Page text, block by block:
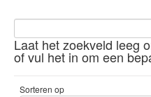
Laat het zoekveld leeg
of vul het in om een
Sorteren op